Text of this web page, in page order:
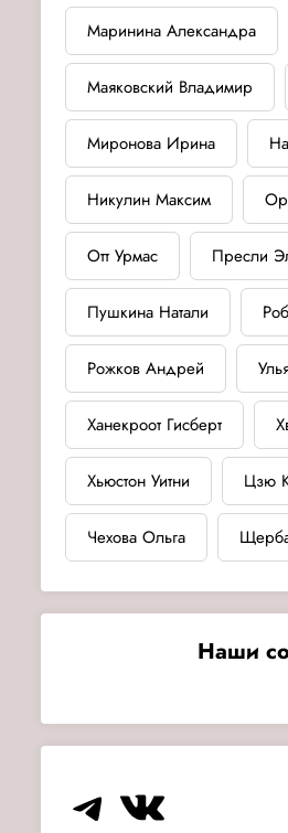
Маринина Александра
Маяковский Владимир
Миронова Ирина
Никулин Максим
Отт Урмас Пресли
Пушкина Натали
Рожков Андрей
Ханекроот Гисберт
Хьюстон Уитни Цзю
Чехова Ольга
Наши
Telegram
VK